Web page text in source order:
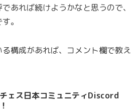
あれば続けようかなと思うので、
。
構成があれば、コメント欄で教え
ェス日本コミュニティDiscord